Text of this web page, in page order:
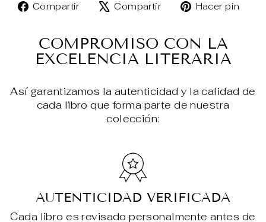
Compartir
Compartir
Compartir
TuitearHacer pin
COMPROMISO CON LA
EXCELENCIA LITERARIA
Así garantizamos la autenticidad y la calidad de
cada libro que forma parte de nuestra
colección:
AUTENTICIDAD VERIFICADA
Cada libro es revisado personalmente antes de